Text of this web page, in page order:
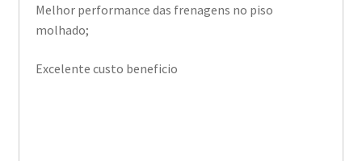
Melhor performance das frenagens no piso
molhado;
Excelente custo beneficio